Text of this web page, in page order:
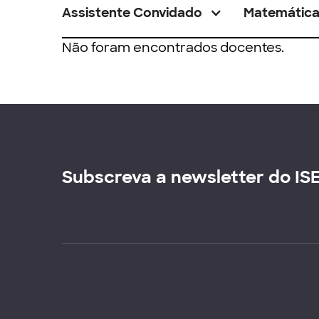
Assistente Convidado Matemática
Não foram encontrados docentes.
Subscreva a newsletter do